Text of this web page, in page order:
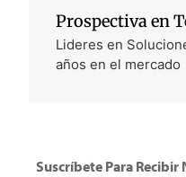
Prospectiva en
Lideres en
años en el mercado
Suscríbete Para Recibir